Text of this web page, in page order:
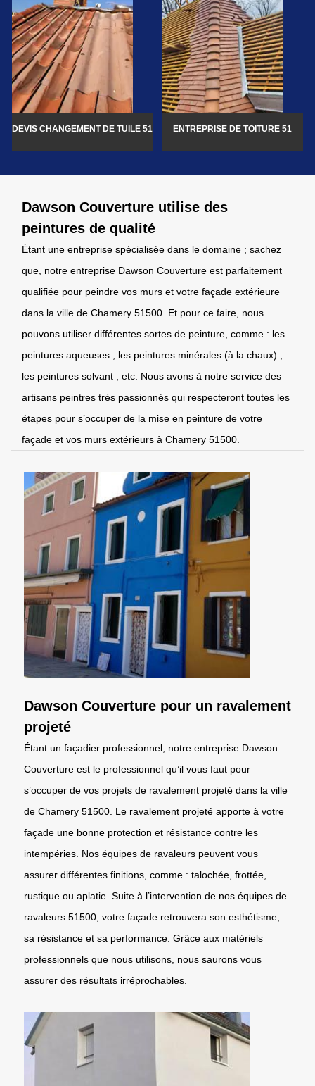
DEVIS CHANGEMENT DE TUILE 51 ENTREPRISE DE TOITURE 51
Dawson Couverture utilise des
peintures de qualité
Étant une entreprise spécialisée dans le domaine ; sachez
que, notre entreprise Dawson Couverture est parfaitement
qualifiée pour peindre vos murs et votre façade extérieure
dans la ville de Chamery 51500. Et pour ce faire, nous
pouvons utiliser différentes sortes de peinture, comme : les
peintures aqueuses ; les peintures minérales (à la chaux) ;
les peintures solvant ; etc. Nous avons à notre service des
artisans peintres très passionnés qui respecteront toutes les
étapes pour s’occuper de la mise en peinture de votre
façade et vos murs extérieurs à Chamery 51500.
Dawson Couverture pour un ravalement
projeté
Étant un façadier professionnel, notre entreprise Dawson
Couverture est le professionnel qu’il vous faut pour
s’occuper de vos projets de ravalement projeté dans la ville
de Chamery 51500. Le ravalement projeté apporte à votre
façade une bonne protection et résistance contre les
intempéries. Nos équipes de ravaleurs peuvent vous
assurer différentes finitions, comme : talochée, frottée,
rustique ou aplatie. Suite à l’intervention de nos équipes de
ravaleurs 51500, votre façade retrouvera son esthétisme,
sa résistance et sa performance. Grâce aux matériels
professionnels que nous utilisons, nous saurons vous
assurer des résultats irréprochables.